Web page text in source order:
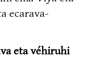
ecara­va­
eta véhiruhi